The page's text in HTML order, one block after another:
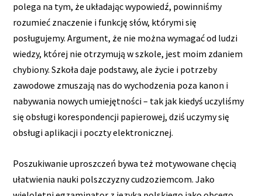
polega na tym, że układając wypowiedź, powinniśmy
rozumieć znaczenie i funkcję słów, którymi się
posługujemy. Argument, że nie można wymagać od ludzi
wiedzy, której nie otrzymują w szkole, jest moim zdaniem
chybiony. Szkoła daje podstawy, ale życie i potrzeby
zawodowe zmuszają nas do wychodzenia poza kanon i
nabywania nowych umiejętności – tak jak kiedyś uczyliśmy
się obsługi korespondencji papierowej, dziś uczymy się
obsługi aplikacji i poczty elektronicznej.
Poszukiwanie uproszczeń bywa też motywowane chęcią
ułatwienia nauki polszczyzny cudzoziemcom. Jako